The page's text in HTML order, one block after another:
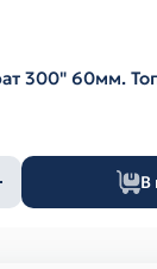
300" 60мм.
В